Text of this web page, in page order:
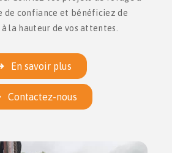
de confiance et bénéficiez de
la hauteur de vos attentes.
En savoir plus
Contactez-nous